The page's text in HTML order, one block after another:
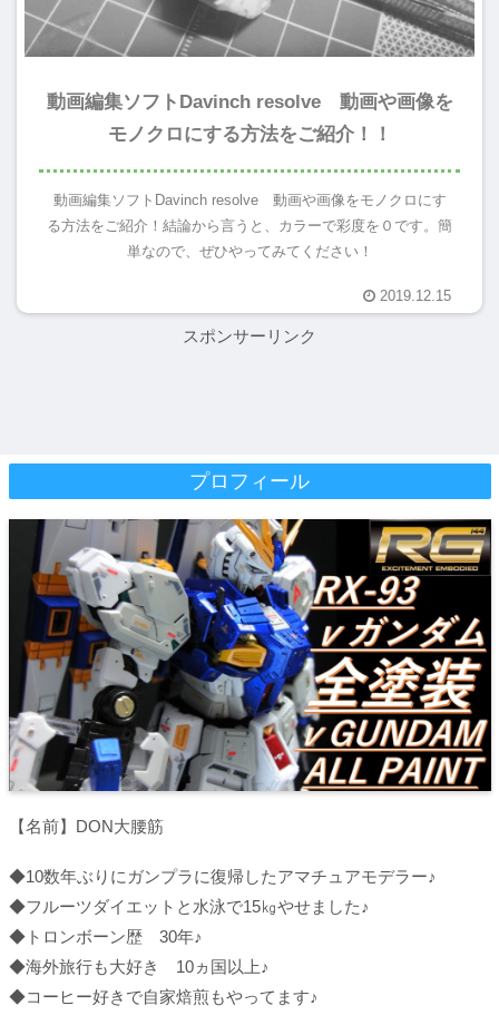
動画編集ソフトDavinch resolve 動画や画像を
モノクロにする方法をご紹介！！
動画編集ソフトDavinch resolve 動画や画像をモノクロにす
る方法をご紹介！結論から言うと、カラーで彩度を０です。簡
単なので、ぜひやってみてください！
2019.12.15
スポンサーリンク
プロフィール
【名前】DON大腰筋
◆10数年ぶりにガンプラに復帰したアマチュアモデラー♪
◆フルーツダイエットと水泳で15㎏やせました♪
◆トロンボーン歴 30年♪
◆海外旅行も大好き 10ヵ国以上♪
◆コーヒー好きで自家焙煎もやってます♪